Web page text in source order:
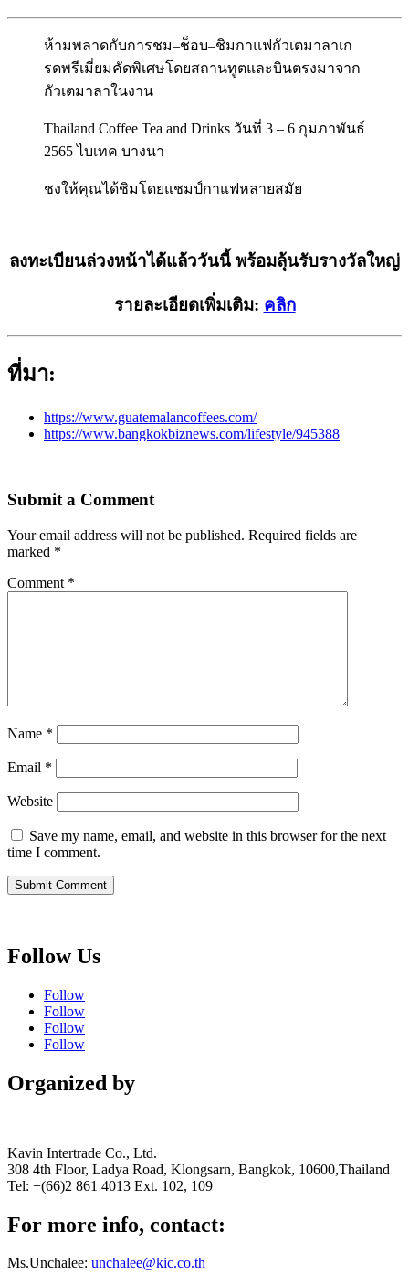
ห้ามพลาดกับการชม–ช็อบ–ชิมกาแฟกัวเตมาลาเก
รดพรีเมี่ยมคัดพิเศษโดยสถานทูตและบินตรงมาจาก
กัวเตมาลาในงาน
Thailand Coffee Tea and Drinks วันที่ 3 – 6 กุมภาพันธ์
2565ไบเทค บางนา
ชงให้คุณได้ชิมโดยแชมป์กาแฟหลายสมัย
ลงทะเบียนล่วงหน้าได้แล้ววันนี้ พร้อมลุ้นรับรางวัลใหญ่
รายละเอียดเพิ่มเติม: คลิก
ที่มา:
https://www.guatemalancoffees.com/
https://www.bangkokbiznews.com/lifestyle/945388
Submit a Comment
Your email address will not be published. Required fields are
marked *
Comment *
Name *
Email *
Website
Save my name, email, and website in this browser for the next
time I comment.
Follow Us
Follow
Follow
Follow
Follow
Organized by
Kavin Intertrade Co., Ltd.
308 4th Floor, Ladya Road, Klongsarn, Bangkok, 10600,Thailand
Tel: +(66)2 861 4013 Ext. 102, 109
For more info, contact:
Ms.Unchalee: unchalee@kic.co.th